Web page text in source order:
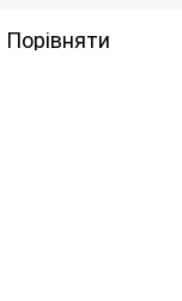
Порівняти